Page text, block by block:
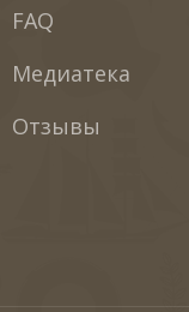
FAQ
Медиатека
Отзывы